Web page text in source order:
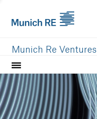
Munich Re Ventures
Home
Our value
Portfolio